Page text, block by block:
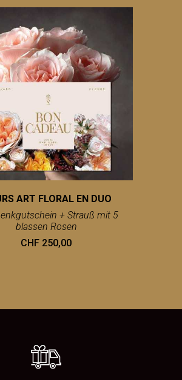
ART FLORAL EN DUO
+ Strauß mit 5
blassen Rosen
CHF 250,00